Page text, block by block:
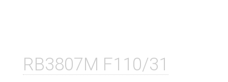
RB3807M F110/31